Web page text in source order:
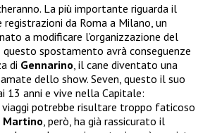
La più importante riguarda il
da Roma a Milano, un
a modificare l’organizzazione del
questo spostamento avrà conseguenze
di Gennarino , il cane diventato una
dello show. Seven, questo il suo
13 anni e vive nella Capitale:
potrebbe risultare troppo faticoso
Martino , però, ha già rassicurato il